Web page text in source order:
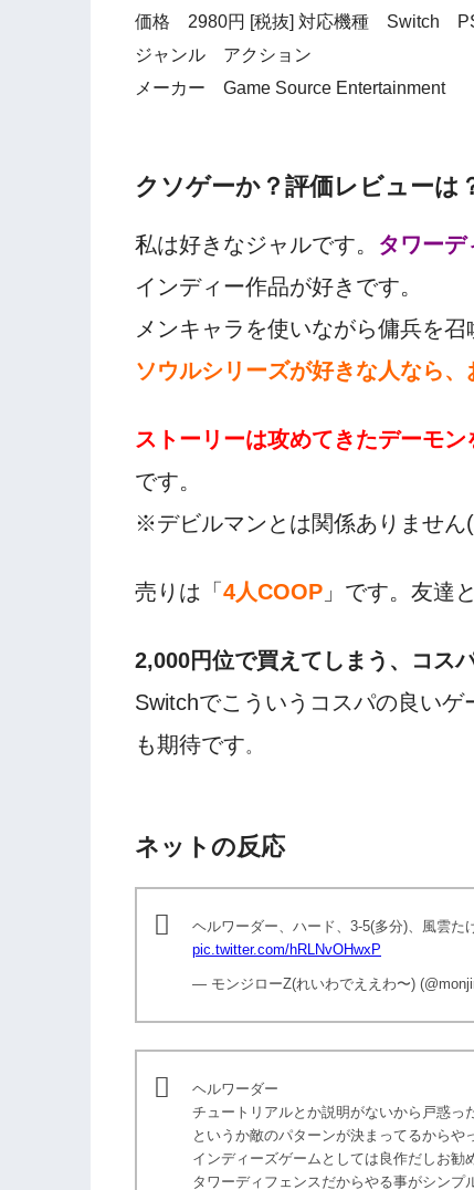
価格 2980円 [税抜] 対応機種 Switch
ジャンル アクション
メーカー Game Source Entertainment
クソゲーか？評価レビューは
私は好きなジャルです。 タワーデ
インディー作品が好きです。
メンキャラを使いながら傭兵を召
ソウルシリーズが好きな人なら
ストーリーは攻めてきたデーモ
です。
※デビルマンとは関係ありません
売りは「 4人COOP 」です。友達
2,000円位で買えてしまう、コス
Switchでこういうコスパの良い
も期待です。
ネットの反応
ヘルワーダー、ハード、3-5(多分)、風雲
pic.twitter.com/hRLNvOHwxP
— モンジローZ(れいわでええわ〜)
ヘルワーダー
チュートリアルとか説明がないから戸惑っ
というか敵のパターンが決まってるからや
インディーズゲームとしては良作だしお勧
タワーディフェンスだからやる事がシン